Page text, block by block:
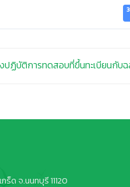
ปฏิบัติการทดสอบที่ขึ้นทะเบียนกับฉ
ร็ด จ.นนทบุรี 11120